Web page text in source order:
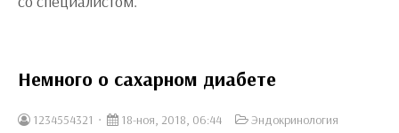
Немного о сахарном диабете
1234554321 18-ноя, 2018, 06:44
Эндокринология